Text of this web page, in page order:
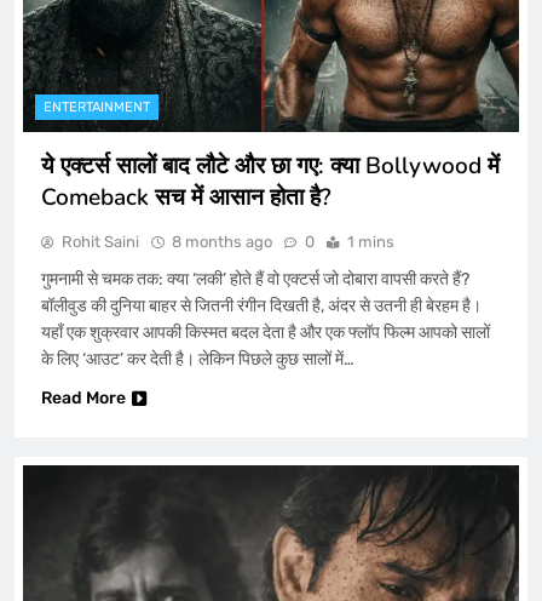
ENTERTAINMENT
ये एक्टर्स सालों बाद लौटे और छा गए: क्या Bollywood में
Comeback सच में आसान होता है?
Rohit Saini 8 months ago 0 1 mins
गुमनामी से चमक तक: क्या ‘लकी’ होते हैं वो एक्टर्स जो दोबारा वापसी करते हैं?
बॉलीवुड की दुनिया बाहर से जितनी रंगीन दिखती है, अंदर से उतनी ही बेरहम है।
यहाँ एक शुक्रवार आपकी किस्मत बदल देता है और एक फ्लॉप फिल्म आपको सालों
के लिए ‘आउट’ कर देती है। लेकिन पिछले कुछ सालों में…
Read More